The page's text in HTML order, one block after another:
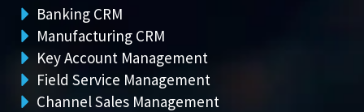
Banking CRM
Manufacturing CRM
Key Account Management
Field Service Management
Channel Sales Management